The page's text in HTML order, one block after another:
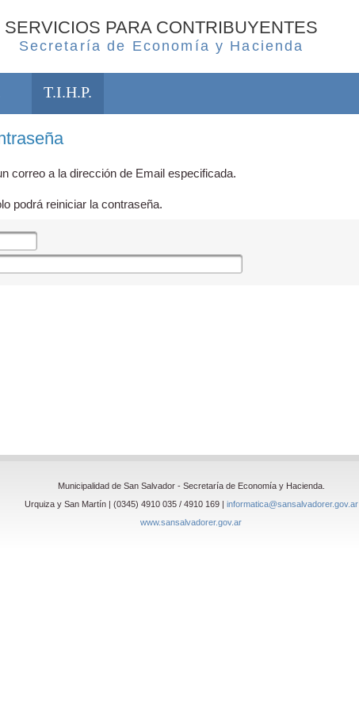
SERVICIOS PARA CONTRIBUYENTES
Secretaría de Economía y Hacienda
T.I.H.P.
correo a la dirección de Email especificada.
podrá reiniciar la contraseña.
Municipalidad de San Salvador - Secretaría de Economía y Hacienda.
Urquiza y San Martín | (0345) 4910 035 / 4910 169 | informatica@sansalvadorer.gov.ar
www.sansalvadorer.gov.ar